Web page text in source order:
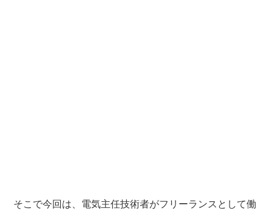
そこで今回は、電気主任技術者がフリーランスとして働